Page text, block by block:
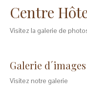
Centre
Visitez la galerie de
Galerie d´images
Visitez notre galerie